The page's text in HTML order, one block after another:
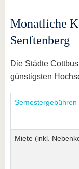
Monatliche
Senftenberg
Die Städte
günstigsten
Semestergebühren
Miete (inkl.